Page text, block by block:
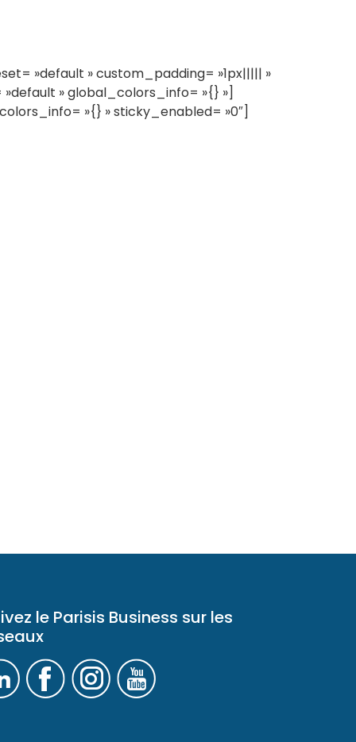
»default » custom_padding= »1px||||| »
» global_colors_info= »{} »]
»{} » sticky_enabled= »0″]
le Parisis Business sur les